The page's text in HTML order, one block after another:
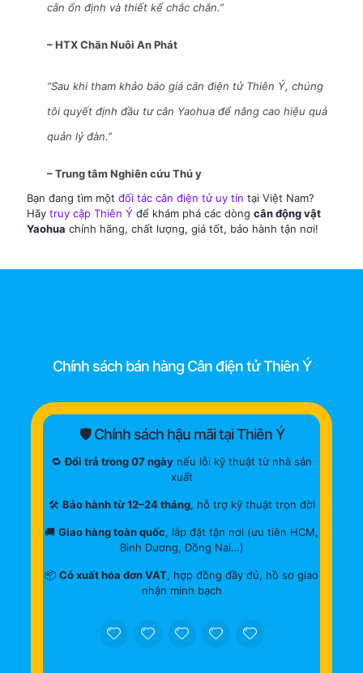
cân ổn định và thiết kế chắc chắn.”
– HTX Chăn Nuôi An Phát
“Sau khi tham khảo báo giá cân điện tử Thiên Ý, chúng
tôi quyết định đầu tư cân Yaohua để nâng cao hiệu quả
quản lý đàn.”
– Trung tâm Nghiên cứu Thú y
Bạn đang tìm một đối tác cân điện tử uy tín tại Việt Nam?
Hãy truy cập Thiên Ý để khám phá các dòng cân động vật
Yaohua chính hãng, chất lượng, giá tốt, bảo hành tận nơi!
Chính sách bán hàng Cân điện tử Thiên Ý
🛡 Chính sách hậu mãi tại Thiên Ý
🔁Đổi trả trong 07 ngày nếu lỗi kỹ thuật từ nhà sản
xuất
🛠 Bảo hành từ 12–24 tháng, hỗ trợ kỹ thuật trọn đời
🚚 Giao hàng toàn quốc, lắp đặt tận nơi (ưu tiên HCM,
Bình Dương, Đồng Nai…)
📦 Có xuất hóa đơn VAT, hợp đồng đầy đủ, hồ sơ giao
nhận minh bạch